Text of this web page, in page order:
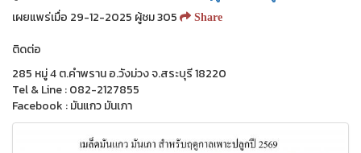
เผยแพร่เมื่อ 29-12-2025 ผู้ชม 305
Share
ติดต่อ
285 หมู่ 4 ต.คำพราน อ.วังม่วง จ.สระบุรี 18220
Tel & Line : 082-2127855
Facebook : มันแกว มันเภา